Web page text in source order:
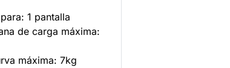
1 pantalla
de carga máxima:
máxima: 7kg